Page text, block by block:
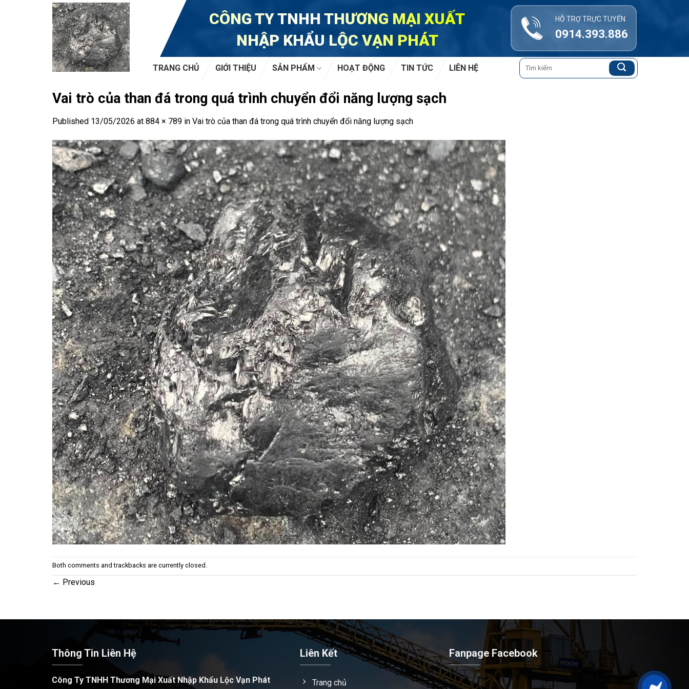
CÔNG TY TNHH THƯƠNG MẠI XUẤT
NHẬP KHẨU LỘC VẠN PHÁT
HỖ TRỢ TRỰC TUYẾN
0914.393.886
TRANG CHỦ GIỚI THIỆU SẢN PHẨM HOẠT ĐỘNG TIN TỨC LIÊN HỆ
Tìm
kiếm:
Vai trò của than đá trong quá trình chuyển đổi năng lượng sạch
Published 13/05/2026 at 884 × 789 in Vai trò của than đá trong quá trình chuyển đổi năng lượng sạch
Both comments and trackbacks are currently closed.
← Previous
Thông Tin Liên Hệ
Công Ty TNHH Thương Mại Xuất Nhập Khẩu Lộc Vạn Phát
Liên Kết
Trang chủ
Fanpage Facebook